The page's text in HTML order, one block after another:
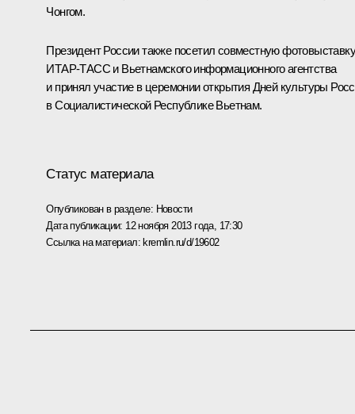
Чонгом.
Президент России также посетил совместную фотовыставку
ИТАР-ТАСС и Вьетнамского информационного агентства
и принял участие в церемонии открытия Дней культуры
в Социалистической Республике Вьетнам.
Статус материала
Опубликован в разделе: Новости
Дата публикации: 12 ноября 2013 года, 17:30
Ссылка на материал: kremlin.ru/d/19602